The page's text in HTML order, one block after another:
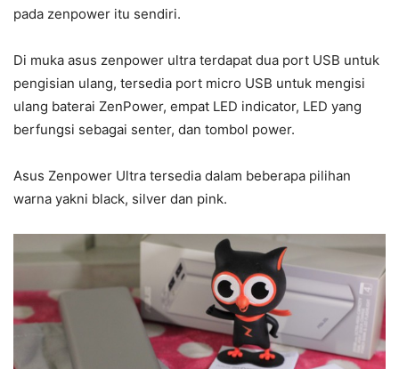
pada zenpower itu sendiri.
Di muka asus zenpower ultra terdapat dua port USB untuk
pengisian ulang, tersedia port micro USB untuk mengisi
ulang baterai ZenPower, empat LED indicator, LED yang
berfungsi sebagai senter, dan tombol power.
Asus Zenpower Ultra tersedia dalam beberapa pilihan
warna yakni black, silver dan pink.